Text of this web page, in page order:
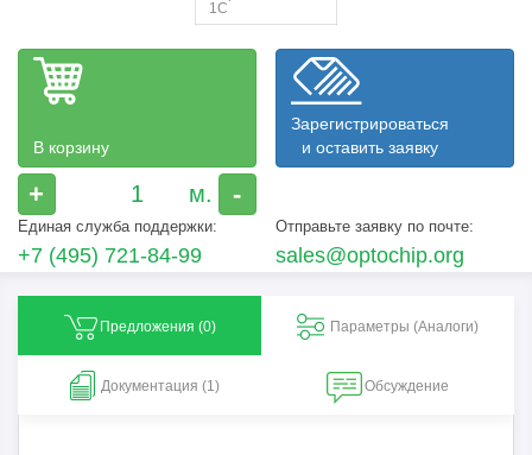
В корзину
+ -
Зарегистрироваться
и оставить заявку
Единая служба поддержки:
+7 (495) 721-84-99
Отправьте заявку по почте:
sales@optochip.org
Предложения (0) Параметры (Aналоги)
Документация (1) Обсуждение